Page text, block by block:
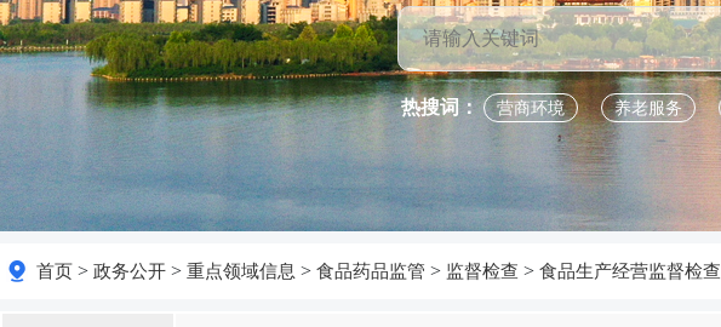
热搜词： 营商环境 养老服务
首页 > 政务公开 > 重点领域信息 > 食品药品监管 > 监督检查 > 食品生产经营监督检查